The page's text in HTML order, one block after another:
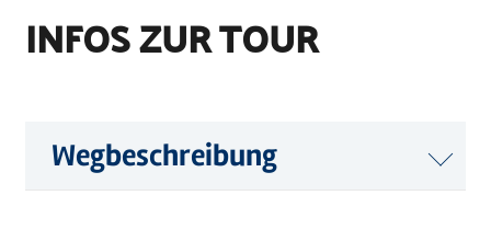
INFOS ZUR TOUR
Wegbeschreibung